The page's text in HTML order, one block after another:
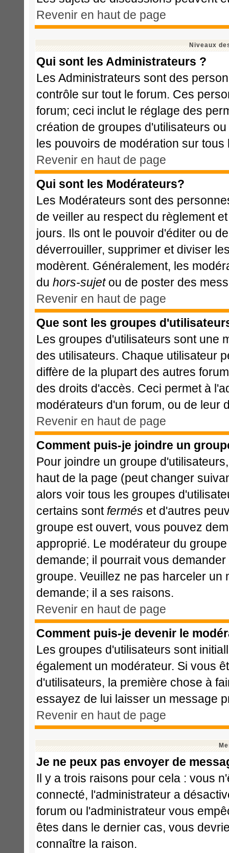
Revenir en haut de page
Niveaux
Qui sont les Administrateurs ?
Les Administrateurs sont des
contrôle sur tout le forum. Ces
forum; ceci inclut le réglage des
création de groupes d'utilisateurs
les pouvoirs de modération sur tous
Revenir en haut de page
Qui sont les Modérateurs?
Les Modérateurs sont des
de veiller au respect du règlement
jours. Ils ont le pouvoir d'éditer ou
déverrouiller, supprimer et diviser
modèrent. Généralement, les
du hors-sujetou de poster des
Revenir en haut de page
Que sont les groupes
Les groupes d'utilisateurs sont une
des utilisateurs. Chaque utilisateur
diffère de la plupart des autres
des droits d'accès. Ceci permet à
modérateurs d'un forum, ou de leur
Revenir en haut de page
Comment puis-je joindre un
Pour joindre un groupe
haut de la page (peut changer
alors voir tous les groupes
certains sont fermés et d'autres
groupe est ouvert, vous pouvez
approprié. Le modérateur du
demande; il pourrait vous
groupe. Veuillez ne pas harceler
demande; il a ses raisons.
Revenir en haut de page
Comment puis-je devenir le
Les groupes d'utilisateurs sont
également un modérateur. Si vous
d'utilisateurs, la première chose à
essayez de lui laisser un message
Revenir en haut de page
Je ne peux pas envoyer de
Il y a trois raisons pour cela : vous
connecté, l'administrateur a
forum ou l'administrateur vous
êtes dans le dernier cas, vous
connaître la raison.